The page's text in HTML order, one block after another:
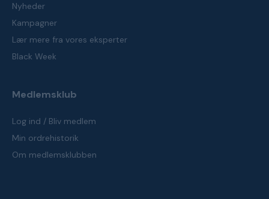
Nyheder
Kampagner
Lær mere fra vores eksperter
Black Week
Medlemsklub
Log ind / Bliv medlem
Min ordrehistorik
Om medlemsklubben